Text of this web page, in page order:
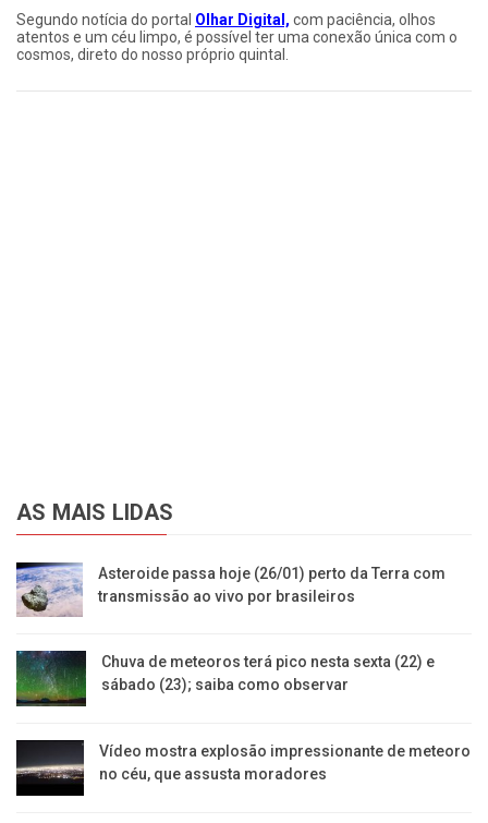
Segundo notícia do portal Olhar Digital, com paciência, olhos
atentos e um céu limpo, é possível ter uma conexão única com o
cosmos, direto do nosso próprio quintal.
AS MAIS LIDAS
Asteroide passa hoje (26/01) perto da Terra com
transmissão ao vivo por brasileiros
Chuva de meteoros terá pico nesta sexta (22) e
sábado (23); saiba como observar
Vídeo mostra explosão impressionante de meteoro
no céu, que assusta moradores